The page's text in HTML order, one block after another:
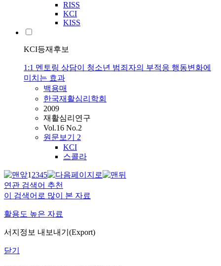
RISS
KCI
KISS
KCI등재후보
1:1 멘토링 상담이 청소년 범죄자의 부적응 행동변화에
미치는 효과
백용매
한국재활심리학회
2009
재활심리연구
Vol.16 No.2
원문보기 2
KCI
스콜라
12345
연관 검색어 추천
이 검색어로 많이 본 자료
활용도 높은 자료
서지정보 내보내기(Export)
닫기